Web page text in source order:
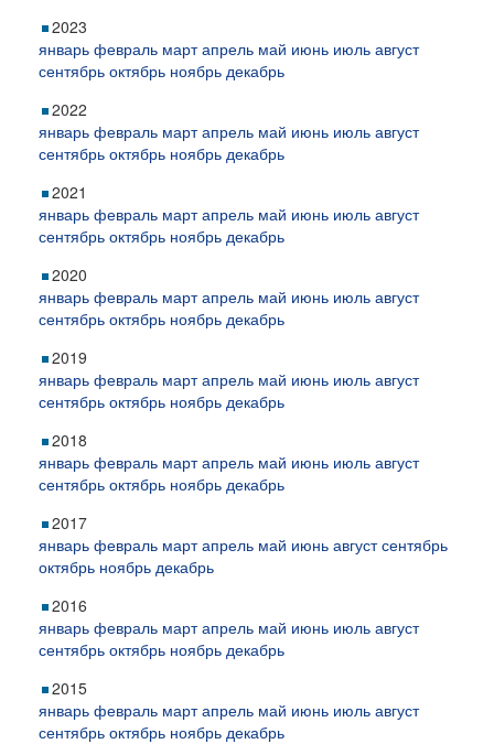
2023
январь февраль март апрель май июнь июль август
сентябрь октябрь ноябрь декабрь
2022
январь февраль март апрель май июнь июль август
сентябрь октябрь ноябрь декабрь
2021
январь февраль март апрель май июнь июль август
сентябрь октябрь ноябрь декабрь
2020
январь февраль март апрель май июнь июль август
сентябрь октябрь ноябрь декабрь
2019
январь февраль март апрель май июнь июль август
сентябрь октябрь ноябрь декабрь
2018
январь февраль март апрель май июнь июль август
сентябрь октябрь ноябрь декабрь
2017
январь февраль март апрель май июнь август сентябрь
октябрь ноябрь декабрь
2016
январь февраль март апрель май июнь июль август
сентябрь октябрь ноябрь декабрь
2015
январь февраль март апрель май июнь июль август
сентябрь октябрь ноябрь декабрь